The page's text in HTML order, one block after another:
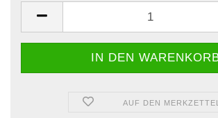
AUF DEN MERKZETTEL